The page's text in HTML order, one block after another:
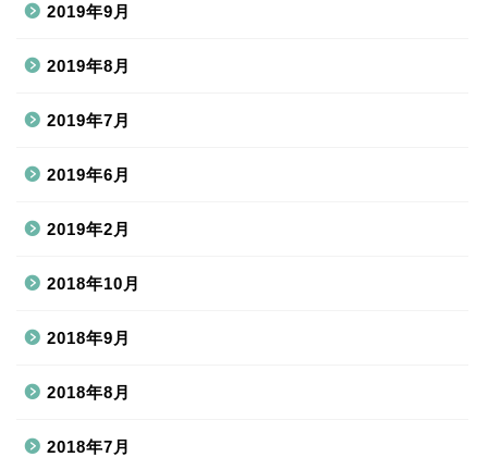
2019年9月
2019年8月
2019年7月
2019年6月
2019年2月
2018年10月
2018年9月
2018年8月
2018年7月